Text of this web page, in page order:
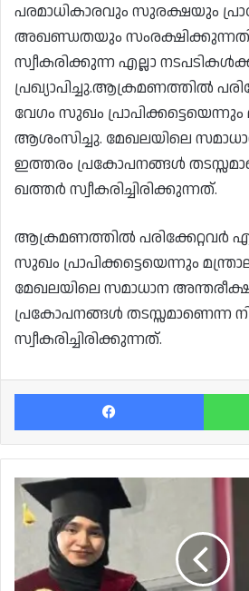
പരമാധികാരവും സുരക്ഷയും
അഖണ്ഡതയും
സ്വീകരിക്കുന്ന എല്ലാ
പ്രഖ്യാപിച്ചു.ആക്രമണത്തിൽ
വേഗം സുഖം പ്രാപിക്കട്ടെയെന്നും
ആശംസിച്ചു. മേഖലയിലെ
ഇത്തരം പ്രകോപനങ്ങൾ
ഖത്തർ സ്വീകരിച്ചിരിക്കുന്നത്.
ആക്രമണത്തിൽ പരിക്കേറ്റവർ
സുഖം പ്രാപിക്കട്ടെയെന്നും
മേഖലയിലെ സമാധാന
പ്രകോപനങ്ങൾ തടസ്സമാണെന്ന
സ്വീകരിച്ചിരിക്കുന്നത്.
ഖത്തർ
യൂണിവേഴ്സിറ്റി
ബിരുദദാന
ചടങ്ങ്:
സ്വർണമെഡൽ
തിളക്കത്തിൽ